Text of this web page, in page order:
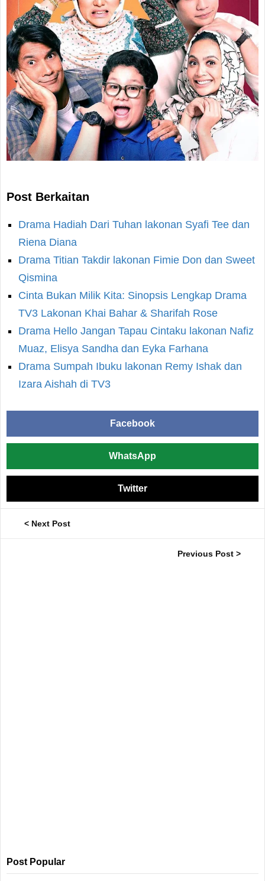
Post Berkaitan
Drama Hadiah Dari Tuhan lakonan Syafi Tee dan
Riena Diana
Drama Titian Takdir lakonan Fimie Don dan Sweet
Qismina
Cinta Bukan Milik Kita: Sinopsis Lengkap Drama
TV3 Lakonan Khai Bahar & Sharifah Rose
Drama Hello Jangan Tapau Cintaku lakonan Nafiz
Muaz, Elisya Sandha dan Eyka Farhana
Drama Sumpah Ibuku lakonan Remy Ishak dan
Izara Aishah di TV3
Facebook
WhatsApp
Twitter
< Next Post
Previous Post >
Post Popular